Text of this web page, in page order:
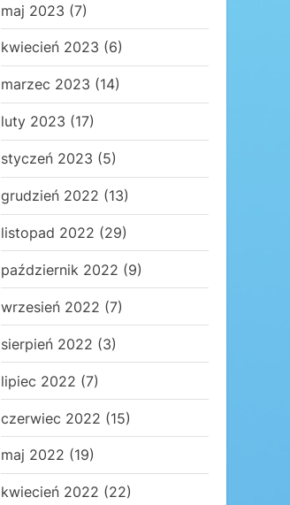
maj 2023 (7)
kwiecień 2023 (6)
marzec 2023 (14)
luty 2023 (17)
styczeń 2023 (5)
grudzień 2022 (13)
listopad 2022 (29)
październik 2022 (9)
wrzesień 2022 (7)
sierpień 2022 (3)
lipiec 2022 (7)
czerwiec 2022 (15)
maj 2022 (19)
kwiecień 2022 (22)